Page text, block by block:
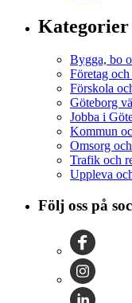
Kategorier
Bygga, bo
Företag
Förskola
Göteborg
Jobba i
Kommun
Omsorg
Trafik och
Uppleva
Följ oss på